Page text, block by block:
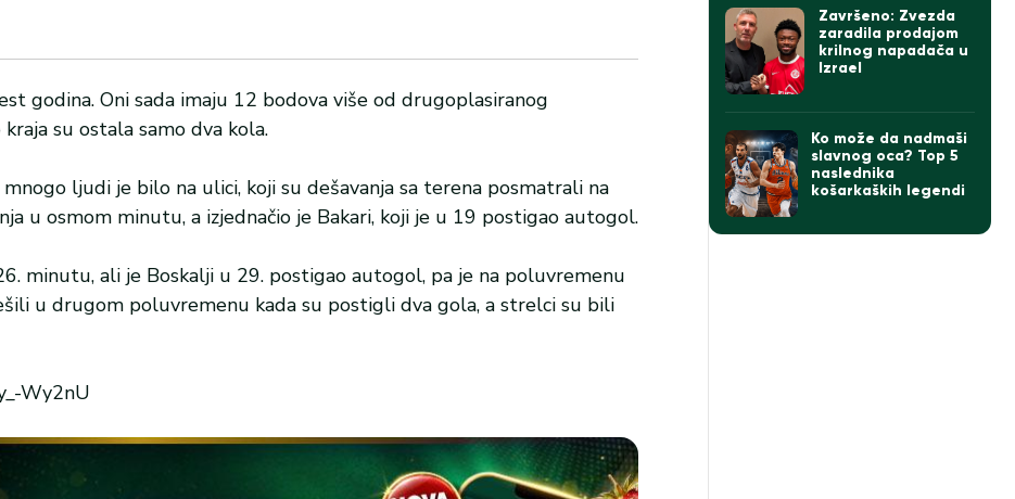
godina. Oni sada imaju 12 bodova više od drugoplasiranog
su ostala samo dva kola.
ljudi je bilo na ulici, koji su dešavanja sa terena posmatrali na
u osmom minutu, a izjednačio je Bakari, koji je u 19 postigao autogol.
minutu, ali je Boskalji u 29. postigao autogol, pa je na poluvremenu
u drugom poluvremenu kada su postigli dva gola, a strelci su bili
Wy2nU
Završeno: Zvezda
zaradila prodajom
krilnog napadača u
Izrael
Ko može da nadmaši
slavnog oca? Top 5
naslednika
košarkaških legendi